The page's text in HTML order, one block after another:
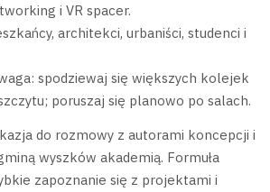
i VR spacer.
architekci, urbaniści, studenci i
spodziewaj się większych kolejek
poruszaj się planowo po salach.
do rozmowy z autorami koncepcji i
wyszków akademią. Formuła
zapoznanie się z projektami i